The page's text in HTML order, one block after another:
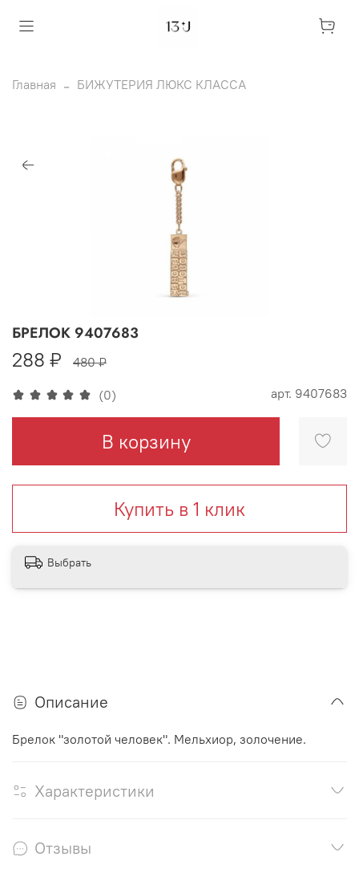
Главная БИЖУТЕРИЯ ЛЮКС КЛАССА
(0) арт. 9407683
БРЕЛОК 9407683
288 ₽ 480 ₽
В корзину
Купить в 1 клик
Выбрать
Описание
Брелок "золотой человек". Мельхиор, золочение.
Характеристики
Отзывы